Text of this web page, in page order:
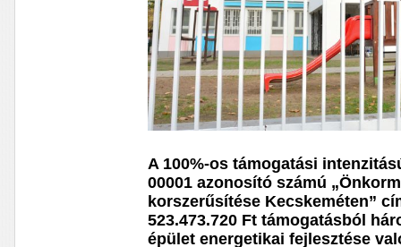
A 100%-os támogatási
00001 azonosító számú
korszerűsítése Kecskeméten”
523.473.720 Ft támogatásból
épület energetikai fejlesztése